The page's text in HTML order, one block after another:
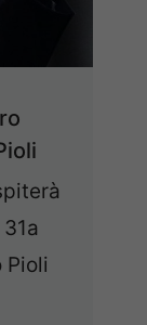
Pioli